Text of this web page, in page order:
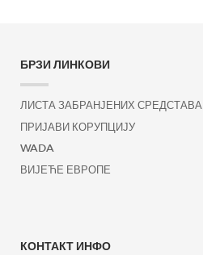
БРЗИ ЛИНКОВИ
ЛИСТА ЗАБРАНЈЕНИХ СРЕДСТАВА
ПРИЈАВИ КОРУПЦИЈУ
WADA
ВИЈЕЋЕ ЕВРОПЕ
КОНТАКТ ИНФО